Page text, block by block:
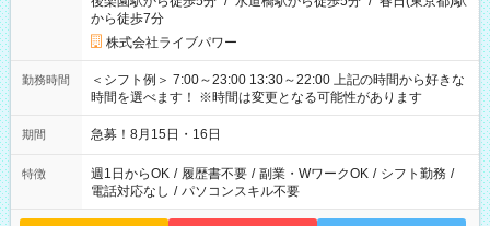
から徒歩7分
株式会社ライブパワー
勤務時間
＜シフト例＞ 7:00～23:00 13:30～22:00 上記の時間から好きな
時間を選べます！ ※時間は変更となる可能性があります
期間 急募！8月15日・16日
特徴 週1日からOK / 履歴書不要 / 副業・WワークOK / シフト勤務 /
電話対応なし / パソコンスキル不要